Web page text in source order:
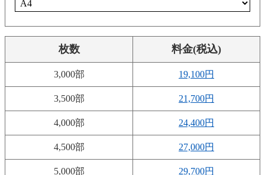
枚数 料金(税込)
3,000部 19,100円
3,500部 21,700円
4,000部 24,400円
4,500部 27,000円
5,000部 29,700円